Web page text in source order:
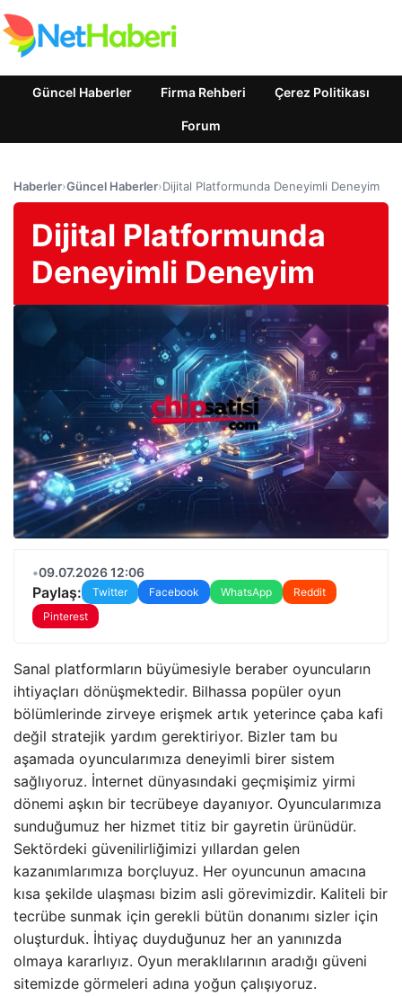
Güncel Haberler Firma Rehberi Çerez Politikası
Forum
Haberler›Güncel Haberler›Dijital Platformunda Deneyimli Deneyim
Dijital Platformunda
Deneyimli Deneyim
•09.07.2026 12:06
Paylaş: Twitter Facebook WhatsApp
Reddit
Pinterest
Sanal platformların büyümesiyle beraber oyuncuların
ihtiyaçları dönüşmektedir. Bilhassa popüler oyun
bölümlerinde zirveye erişmek artık yeterince çaba kafi
değil stratejik yardım gerektiriyor. Bizler tam bu
aşamada oyuncularımıza deneyimli birer sistem
sağlıyoruz. İnternet dünyasındaki geçmişimiz yirmi
dönemi aşkın bir tecrübeye dayanıyor. Oyuncularımıza
sunduğumuz her hizmet titiz bir gayretin ürünüdür.
Sektördeki güvenilirliğimizi yıllardan gelen
kazanımlarımıza borçluyuz. Her oyuncunun amacına
kısa şekilde ulaşması bizim asli görevimizdir. Kaliteli bir
tecrübe sunmak için gerekli bütün donanımı sizler için
oluşturduk. İhtiyaç duyduğunuz her an yanınızda
olmaya kararlıyız. Oyun meraklılarının aradığı güveni
sitemizde görmeleri adına yoğun çalışıyoruz.